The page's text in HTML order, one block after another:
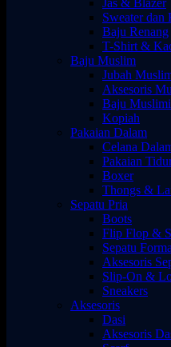
Jas & Blazer
Sweater dan
Baju Renang
T-Shirt &
Baju Muslim
Jubah
Aksesoris
Baju
Kopiah
Pakaian Dalam
Celana
Pakaian
Boxer
Thongs &
Sepatu Pria
Boots
Flip Flop &
Sepatu
Aksesoris
Slip-On &
Sneakers
Aksesoris
Dasi
Aksesoris